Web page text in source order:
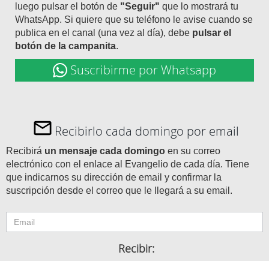
luego pulsar el botón de "Seguir" que lo mostrará tu
WhatsApp. Si quiere que su teléfono le avise cuando se
publica en el canal (una vez al día), debe pulsar el
botón de la campanita.
Suscribirme por Whatsapp
Recibirlo cada domingo por email
Recibirá un mensaje cada domingo en su correo
electrónico con el enlace al Evangelio de cada día. Tiene
que indicarnos su dirección de email y confirmar la
suscripción desde el correo que le llegará a su email.
Recibir: